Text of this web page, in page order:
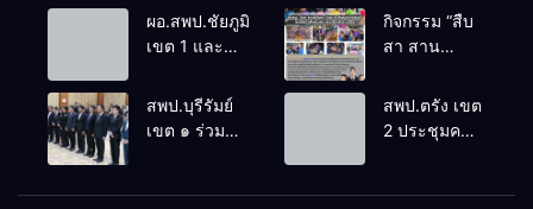
ผอ.สพป.ชัยภูมิ
เขต 1 และ
ประชุม
สัมมนาทาง
นำการศึกษา
กิจกรรม “สืบ
สา สาน
ล้านนาวิถี สู่
โลกแห่งการ
เรียนรู้”
สันพระเนตร
สพป.บุรีรัมย์
เขต ๑ ร่วม
สพป.ตรัง เขต
2 ประชุมคณะ